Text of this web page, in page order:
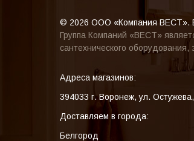
© 2026 ООО «Компания ВЕСТ».
Группа Компаний «ВЕСТ»
сантехнического
Адреса магазинов:
394033 г. Воронеж,ул.
Доставляем в города:
Белгород